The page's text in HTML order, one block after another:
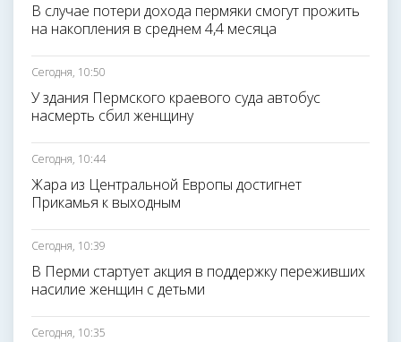
В случае потери дохода пермяки смогут прожить
на накопления в среднем 4,4 месяца
Сегодня, 10:50
У здания Пермского краевого суда автобус
насмерть сбил женщину
Сегодня, 10:44
Жара из Центральной Европы достигнет
Прикамья к выходным
Сегодня, 10:39
В Перми стартует акция в поддержку переживших
насилие женщин с детьми
Сегодня, 10:35